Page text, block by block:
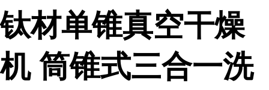
钛材单锥真空干燥
机 筒锥式三合一洗